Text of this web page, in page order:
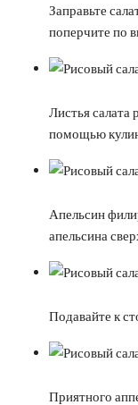
Заправьте
поперчите по
Листья салата
помощью
Апельсин
апельсина
Подавайте к
Приятного